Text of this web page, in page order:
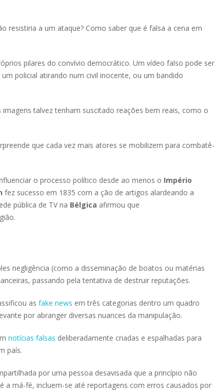
resistiria a um ataque? Como saber que é falsa a cena em
pilares do convívio democrático. Um vídeo falso pode ser
policial atirando num civil inocente, ou um bandido
talvez tenham suscitado reações bem reais, como o
que cada vez mais atores se mobilizem para combatê-
o processo político desde ao menos o Império
fez sucesso em 1835 com a ção de artigos alardeando a
pública de TV na Bélgica afirmou que
negligência (como a disseminação de boatos ou matérias
passando pela tentativa de destruir reputações.
as fake news em três categorias dentro um quadro
por abranger diversas nuances da manipulação.
notícias falsas deliberadamente criadas e espalhadas para
país.
por uma pessoa desavisada que a princípio não
a má-fé, incluem-se até reportagens com erros causados por